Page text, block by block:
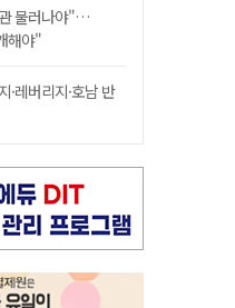
물러나야"…
해야"
·레버리지·호남 반